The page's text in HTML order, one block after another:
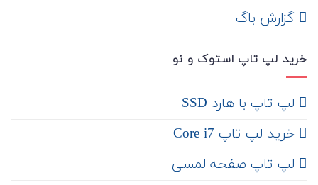
‌ گزارش باگ
خرید لپ تاپ استوک و نو
لپ تاپ با هارد SSD
خرید لپ تاپ Core i7
لپ تاپ صفحه لمسی